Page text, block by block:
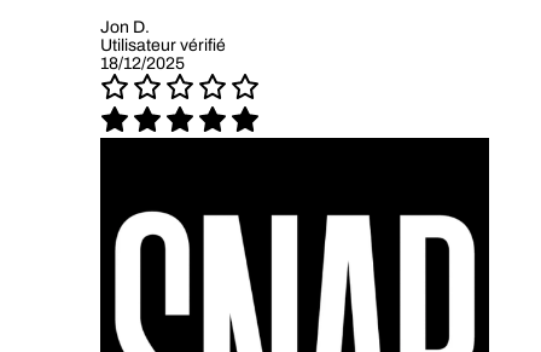
Jon D.
Utilisateur vérifié
18/12/2025